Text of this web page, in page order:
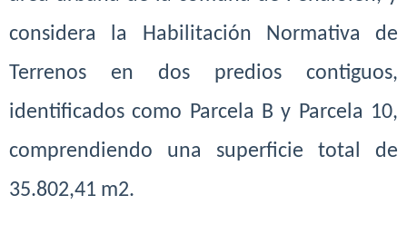
considera la Habilitación Normativa de
Terrenos en dos predios contiguos,
identificados como Parcela B y Parcela 10,
comprendiendo una superficie total de
35.802,41 m2.